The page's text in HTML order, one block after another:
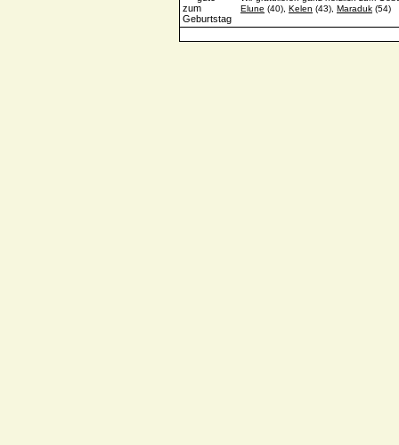
Elune (40), Kelen (43), Maraduk (54)